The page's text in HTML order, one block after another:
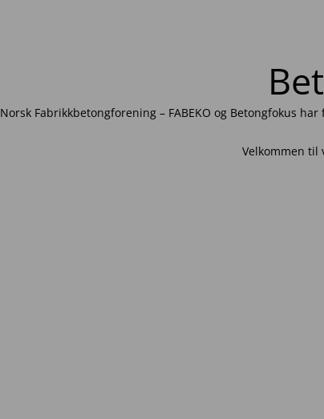
Norsk Fabrikkbetongforening – FABEKO og Betongfokus
Velkommen til